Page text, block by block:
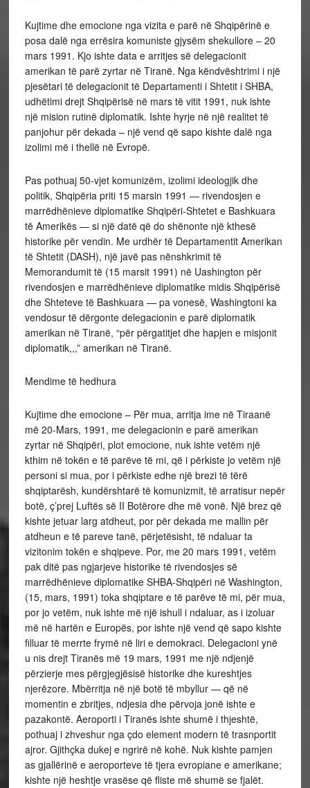
Kujtime dhe emocione nga vizita e parë në Shqipërinë e
posa dalë nga errësira komuniste gjysëm shekullore – 20
mars 1991. Kjo ishte data e arritjes së delegacionit
amerikan të parë zyrtar në Tiranë. Nga këndvështrimi i një
pjesëtari të delegacionit të Departamenti i Shtetit i SHBA,
udhëtimi drejt Shqipërisë në mars të vitit 1991, nuk ishte
një mision rutinë diplomatik. Ishte hyrje në një realitet të
panjohur për dekada – një vend që sapo kishte dalë nga
izolimi më i thellë në Evropë.
Pas pothuaj 50-vjet komunizëm, izolimi ideologjik dhe
politik, Shqipëria priti 15 marsin 1991 — rivendosjen e
marrëdhënieve diplomatike Shqipëri-Shtetet e Bashkuara
të Amerikës — si një datë që do shënonte një kthesë
historike për vendin. Me urdhër të Departamentit Amerikan
të Shtetit (DASH), një javë pas nënshkrimit të
Memorandumit të (15 marsit 1991) në Uashington për
rivendosjen e marrëdhënieve diplomatike midis Shqipërisë
dhe Shteteve të Bashkuara — pa vonesë, Washingtoni ka
vendosur të dërgonte delegacionin e parë diplomatik
amerikan në Tiranë, “për përgatitjet dhe hapjen e misjonit
diplomatik,,,” amerikan në Tiranë.
Mendime të hedhura
Kujtime dhe emocione – Për mua, arritja ime në Tiraanë
më 20-Mars, 1991, me delegacionin e parë amerikan
zyrtar në Shqipëri, plot emocione, nuk ishte vetëm një
kthim në tokën e të parëve të mi, që i përkiste jo vetëm një
personi si mua, por i përkiste edhe një brezi të tërë
shqiptarësh, kundërshtarë të komunizmit, të arratisur nepër
botë, ç’prej Luftës së II Botërore dhe më vonë. Një brez që
kishte jetuar larg atdheut, por për dekada me mallin për
atdheun e të pareve tanë, përjetësisht, të ndaluar ta
vizitonim tokën e shqipeve. Por, me 20 mars 1991, vetëm
pak ditë pas ngjarjeve historike të rivendosjes së
marrëdhënieve diplomatike SHBA-Shqipëri në Washington,
(15, mars, 1991) toka shqiptare e të parëve të mi, për mua,
por jo vetëm, nuk ishte më një ishull i ndaluar, as i izoluar
më në hartën e Europës, por ishte një vend që sapo kishte
filluar të merrte frymë në liri e demokraci. Delegacioni ynë
u nis drejt Tiranës më 19 mars, 1991 me një ndjenjë
përzierje mes përgjegjësisë historike dhe kureshtjes
njerëzore. Mbërritja në një botë të mbyllur — që në
momentin e zbritjes, ndjesia dhe përvoja jonë ishte e
pazakontë. Aeroporti i Tiranës ishte shumë i thjeshtë,
pothuaj i zhveshur nga çdo element modern të trasnportit
ajror. Gjithçka dukej e ngrirë në kohë. Nuk kishte pamjen
as gjallërinë e aeroporteve të tjera evropiane e amerikane;
kishte një heshtje vrasëse që fliste më shumë se fjalët.